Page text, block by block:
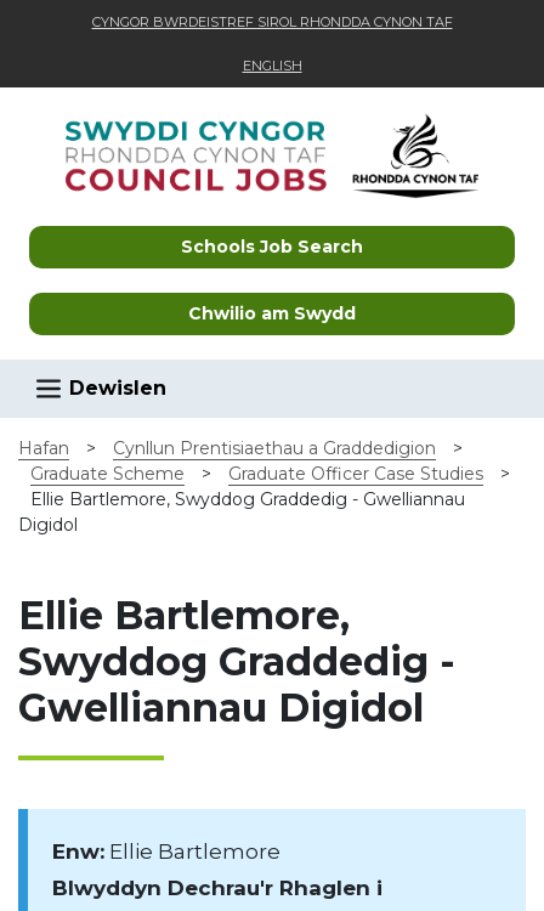
CYNGOR BWRDEISTREF SIROL RHONDDA CYNON TAF
ENGLISH
Schools Job Search
Chwilio am Swydd
Dewislen
Hafan > Cynllun Prentisiaethau a Graddedigion
>
Graduate Scheme
> Graduate Officer Case Studies
>
Ellie Bartlemore, Swyddog Graddedig - Gwelliannau
Digidol
Ellie Bartlemore,
Swyddog Graddedig -
Gwelliannau Digidol
Enw: Ellie Bartlemore
Blwyddyn Dechrau'r Rhaglen i